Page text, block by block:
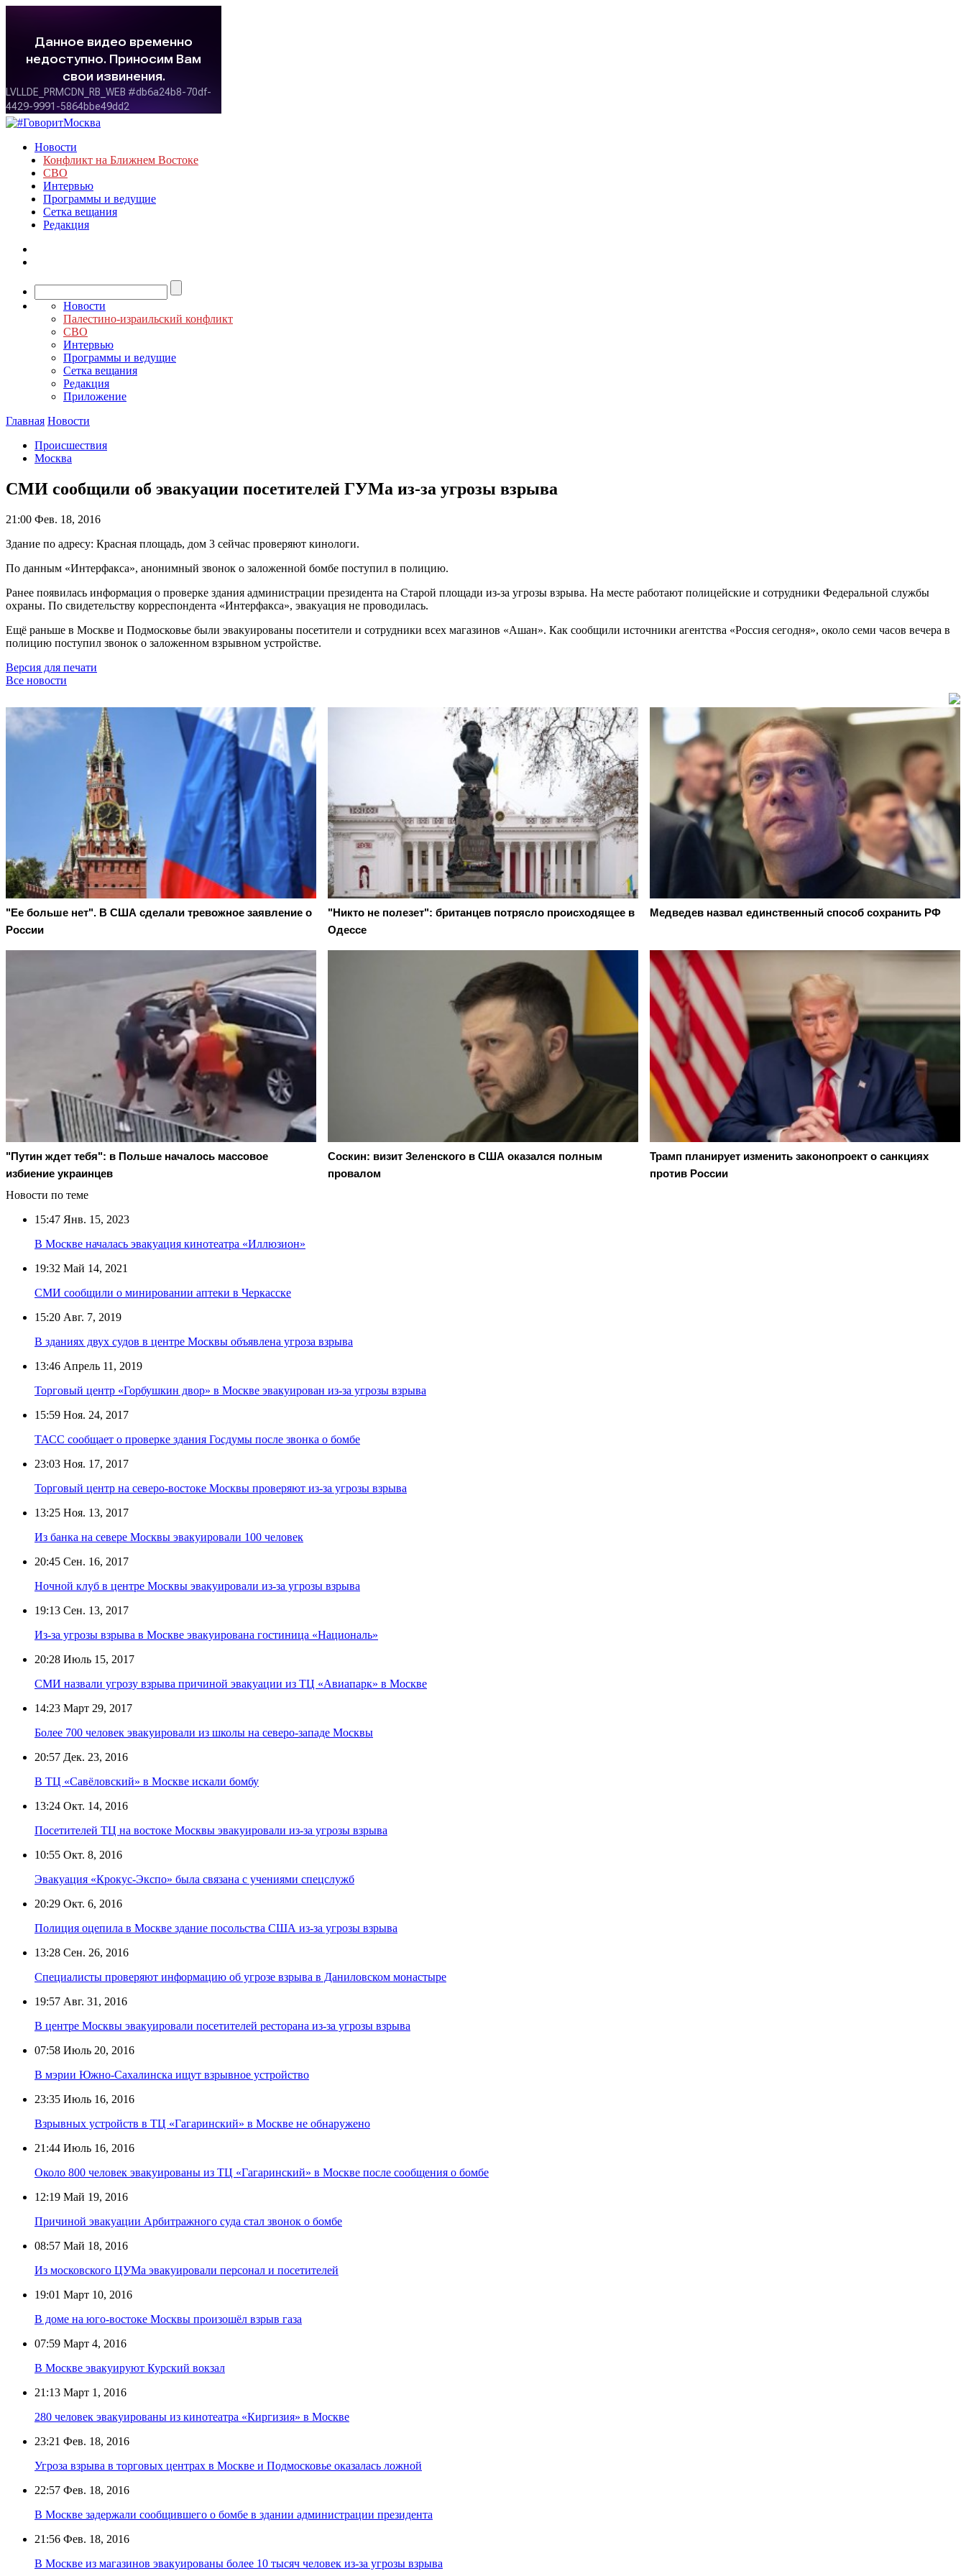
Новости
Конфликт на Ближнем Востоке
СВО
Интервью
Программы и ведущие
Сетка вещания
Редакция
Новости
Палестино-израильский конфликт
СВО
Интервью
Программы и ведущие
Сетка вещания
Редакция
Приложение
Главная Новости
Происшествия
Москва
СМИ сообщили об эвакуации посетителей ГУМа из-за угрозы взрыва
21:00 Фев. 18, 2016
Здание по адресу: Красная площадь, дом 3 сейчас проверяют кинологи.
По данным «Интерфакса», анонимный звонок о заложенной бомбе поступил в полицию.
Ранее появилась информация о проверке здания администрации президента на Старой площади из-за угрозы взрыва. На месте работают полицейские и сотрудники Федеральной службы
охраны. По свидетельству корреспондента «Интерфакса», эвакуация не проводилась.
Ещё раньше в Москве и Подмосковье были эвакуированы посетители и сотрудники всех магазинов «Ашан». Как сообщили источники агентства «Россия сегодня», около семи часов вечера в
полицию поступил звонок о заложенном взрывном устройстве.
Версия для печати
Все новости
"Ее больше нет". В США сделали тревожное заявление о
России
"Никто не полезет": британцев потрясло происходящее в
Одессе
Медведев назвал единственный способ сохранить РФ
"Путин ждет тебя": в Польше началось массовое
избиение украинцев
Соскин: визит Зеленского в США оказался полным
провалом
Трамп планирует изменить законопроект о санкциях
против России
Новости по теме
15:47 Янв. 15, 2023
В Москве началась эвакуация кинотеатра «Иллюзион»
19:32 Май 14, 2021
СМИ сообщили о минировании аптеки в Черкасске
15:20 Авг. 7, 2019
В зданиях двух судов в центре Москвы объявлена угроза взрыва
13:46 Апрель 11, 2019
Торговый центр «Горбушкин двор» в Москве эвакуирован из-за угрозы взрыва
15:59 Ноя. 24, 2017
ТАСС сообщает о проверке здания Госдумы после звонка о бомбе
23:03 Ноя. 17, 2017
Торговый центр на северо-востоке Москвы проверяют из-за угрозы взрыва
13:25 Ноя. 13, 2017
Из банка на севере Москвы эвакуировали 100 человек
20:45 Сен. 16, 2017
Ночной клуб в центре Москвы эвакуировали из-за угрозы взрыва
19:13 Сен. 13, 2017
Из-за угрозы взрыва в Москве эвакуирована гостиница «Националь»
20:28 Июль 15, 2017
СМИ назвали угрозу взрыва причиной эвакуации из ТЦ «Авиапарк» в Москве
14:23 Март 29, 2017
Более 700 человек эвакуировали из школы на северо-западе Москвы
20:57 Дек. 23, 2016
В ТЦ «Савёловский» в Москве искали бомбу
13:24 Окт. 14, 2016
Посетителей ТЦ на востоке Москвы эвакуировали из-за угрозы взрыва
10:55 Окт. 8, 2016
Эвакуация «Крокус-Экспо» была связана с учениями спецслужб
20:29 Окт. 6, 2016
Полиция оцепила в Москве здание посольства США из-за угрозы взрыва
13:28 Сен. 26, 2016
Специалисты проверяют информацию об угрозе взрыва в Даниловском монастыре
19:57 Авг. 31, 2016
В центре Москвы эвакуировали посетителей ресторана из-за угрозы взрыва
07:58 Июль 20, 2016
В мэрии Южно-Сахалинска ищут взрывное устройство
23:35 Июль 16, 2016
Взрывных устройств в ТЦ «Гагаринский» в Москве не обнаружено
21:44 Июль 16, 2016
Около 800 человек эвакуированы из ТЦ «Гагаринский» в Москве после сообщения о бомбе
12:19 Май 19, 2016
Причиной эвакуации Арбитражного суда стал звонок о бомбе
08:57 Май 18, 2016
Из московского ЦУМа эвакуировали персонал и посетителей
19:01 Март 10, 2016
В доме на юго-востоке Москвы произошёл взрыв газа
07:59 Март 4, 2016
В Москве эвакуируют Курский вокзал
21:13 Март 1, 2016
280 человек эвакуированы из кинотеатра «Киргизия» в Москве
23:21 Фев. 18, 2016
Угроза взрыва в торговых центрах в Москве и Подмосковье оказалась ложной
22:57 Фев. 18, 2016
В Москве задержали сообщившего о бомбе в здании администрации президента
21:56 Фев. 18, 2016
В Москве из магазинов эвакуированы более 10 тысяч человек из-за угрозы взрыва